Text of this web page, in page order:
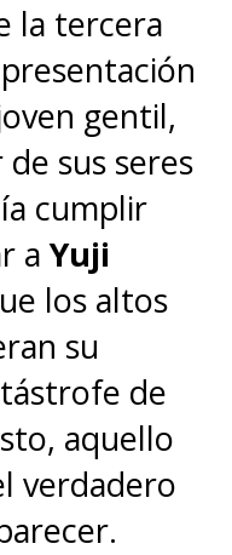
la tercera
gentil,
sus seres
cumplir
aYuji
los altos
su
de
aquello
verdadero